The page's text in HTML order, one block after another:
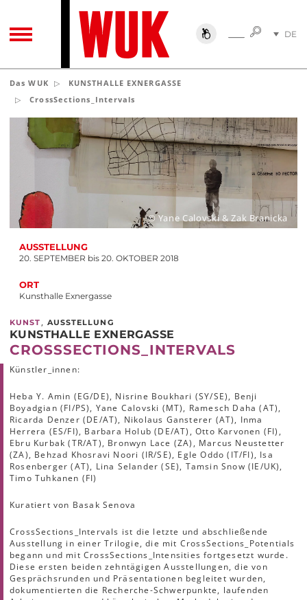
TOGGLE NAVIGATIONSUCHESUCHE
DE
Das WUK
KUNSTHALLE EXNERGASSE
CrossSections_Intervals
AUSSTELLUNG
20. SEPTEMBER bis 20. OKTOBER 2018
ORT
Kunsthalle Exnergasse
© Yane Calovski & Zak Branicka
KUNST , AUSSTELLUNG
KUNSTHALLE EXNERGASSE
CROSSSECTIONS_INTERVALS
Künstler_innen:
Heba Y. Amin (EG/DE), Nisrine Boukhari (SY/SE), Benji
Boyadgian (FI/PS), Yane Calovski (MT), Ramesch Daha (AT),
Ricarda Denzer (DE/AT), Nikolaus Gansterer (AT), Inma
Herrera (ES/FI), Barbara Holub (DE/AT), Otto Karvonen (FI),
Ebru Kurbak (TR/AT), Bronwyn Lace (ZA), Marcus Neustetter
(ZA), Behzad Khosravi Noori (IR/SE), Egle Oddo (IT/FI), Isa
Rosenberger (AT), Lina Selander (SE), Tamsin Snow (IE/UK),
Timo Tuhkanen (FI)
Kuratiert von Basak Senova
CrossSections_Intervals ist die letzte und abschließende
Ausstellung in einer Trilogie, die mit CrossSections_Potentials
begann und mit CrossSections_Intensities fortgesetzt wurde.
Diese ersten beiden zehntägigen Ausstellungen, die von
Gesprächsrunden und Präsentationen begleitet wurden,
dokumentierten die Recherche-Schwerpunkte, laufenden